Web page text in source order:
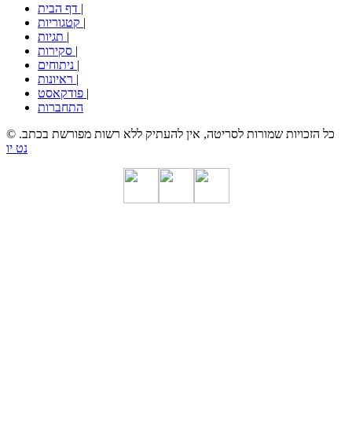
|
|
|
|
|
|
|
התחברות
© כל הזכויות שמורות לסריטה, אין להעתיק ללא רשות מפורשת בכתב.
נט יו